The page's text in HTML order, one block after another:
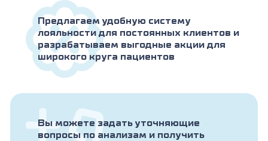
Предлагаем удобную систему
лояльности для постоянных клиентов и
разрабатываем выгодные акции для
широкого круга пациентов
Вы можете задать уточняющие
вопросы по анализам и получить